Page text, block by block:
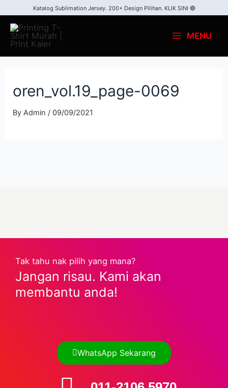
Katalog Sublimation Jersey. 200+ Design Pilihan. KLIK SINI 🔴
MENU
oren_vol.19_page-0069
ByAdmin / 09/09/2021
Tak tahu nak pilih yang mana?
Jangan risau. Kami akan
membantu anda!
WhatsApp Sekarang